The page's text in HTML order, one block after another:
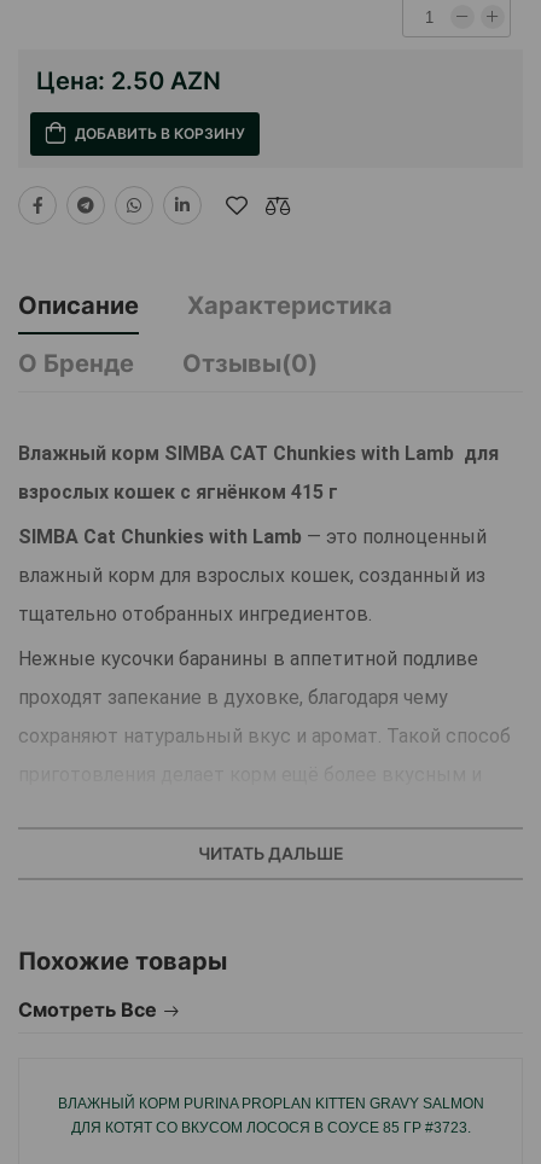
Цена: 2.50 AZN
ДОБАВИТЬ В КОРЗИНУ
Описание
Характеристика
О Бренде
Отзывы(0)
Влажный корм SIMBA CAT Chunkies with Lamb для
взрослых кошек с ягнёнком 415 г
SIMBA Cat Chunkies with Lamb — это полноценный
влажный корм для взрослых кошек, созданный из
тщательно отобранных ингредиентов.
Нежные кусочки баранины в аппетитной подливе
проходят запекание в духовке, благодаря чему
сохраняют натуральный вкус и аромат. Такой способ
Польза и ценность:
минералов , необходимых для поддержания энергии
и здоровья.
Формула обогащена
укрепляют иммунитет, улучшают состояние кожи и
ЧИТАТЬ ДАЛЬШЕ
Похожие товары
Смотреть Все
ВЛАЖНЫЙ КОРМ PURINA PROPLAN KITTEN GRAVY SALMON
ДЛЯ КОТЯТ СО ВКУСОМ ЛОСОСЯ В СОУСЕ 85 ГР #3723.